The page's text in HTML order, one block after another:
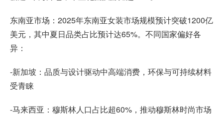
东南亚市场：2025年东南亚女装市场规模预计突破1200亿
美元，其中夏日品类占比预计达65%。不同国家偏好各
异：
-新加坡：品质与设计驱动中高端消费，环保与可持续材料
受青睐
-马来西亚：穆斯林人口占比超60%，推动穆斯林时尚市场